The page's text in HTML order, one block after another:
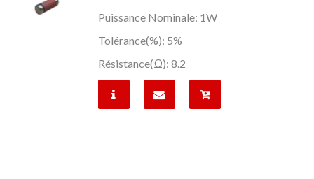
Puissance Nominale: 1W
Tolérance(%): 5%
Résistance(Ω): 8.2